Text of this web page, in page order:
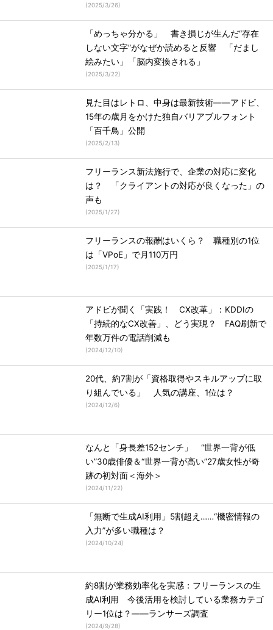
(2025/3/26)
「めっちゃ分かる」 書き損じが生んだ“存在
しない文字”がなぜか読めると反響 「だまし
絵みたい」「脳内変換される」
(2025/3/22)
見た目はレトロ、中身は最新技術――アドビ、
15年の歳月をかけた独自バリアブルフォント
「百千鳥」公開
(2025/2/13)
フリーランス新法施行で、企業の対応に変化
は？ 「クライアントの対応が良くなった」の
声も
(2025/1/27)
フリーランスの報酬はいくら？ 職種別の1位
は「VPoE」で月110万円
(2025/1/17)
アドビが聞く「実践！ CX改革」：KDDIの
「持続的なCX改善」、どう実現？ FAQ刷新で
年数万件の電話削減も
(2024/12/10)
20代、約7割が「資格取得やスキルアップに取
り組んでいる」 人気の講座、1位は？
(2024/12/6)
なんと「身長差152センチ」 “世界一背が低
い”30歳俳優＆“世界一背が高い”27歳女性が奇
跡の初対面＜海外＞
(2024/11/22)
「無断で生成AI利用」5割超え……“機密情報の
入力”が多い職種は？
(2024/10/24)
約8割が業務効率化を実感：フリーランスの生
成AI利用 今後活用を検討している業務カテゴ
リー1位は？――ランサーズ調査
(2024/9/28)